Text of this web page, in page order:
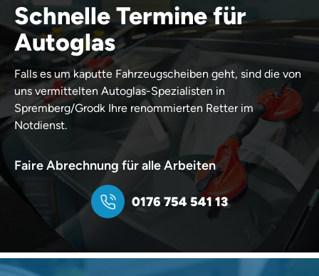
Schnelle Termine für
Autoglas
Falls es um kaputte Fahrzeugscheiben geht, sind die von
uns vermittelten Autoglas-Spezialisten in
Spremberg/Grodk Ihre renommierten Retter im
Notdienst.
Faire Abrechnung für alle Arbeiten
0176 754 541 13